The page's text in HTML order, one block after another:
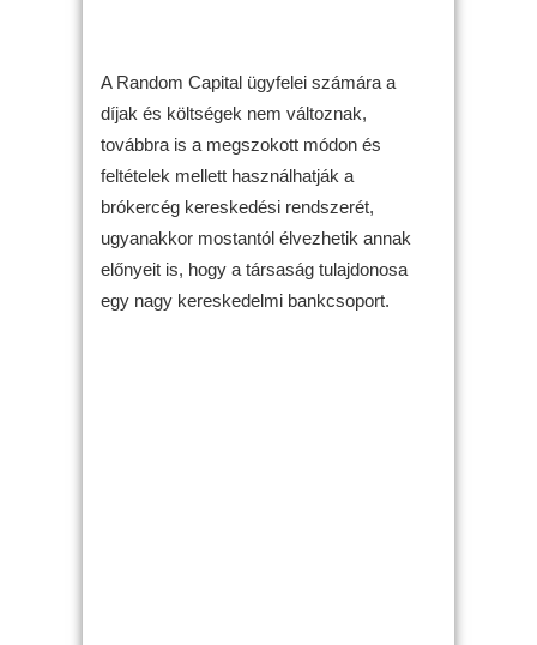
A Random Capital ügyfelei számára a
díjak és költségek nem változnak,
továbbra is a megszokott módon és
feltételek mellett használhatják a
brókercég kereskedési rendszerét,
ugyanakkor mostantól élvezhetik annak
előnyeit is, hogy a társaság tulajdonosa
egy nagy kereskedelmi bankcsoport.